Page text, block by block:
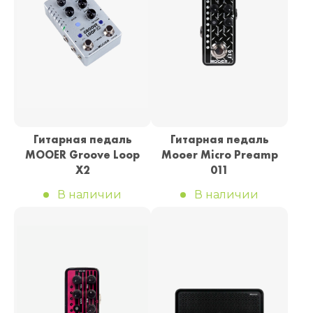
Гитарная педаль
MOOER Groove Loop
X2
В наличии
Гитарная педаль
Mooer Micro Preamp
011
В наличии